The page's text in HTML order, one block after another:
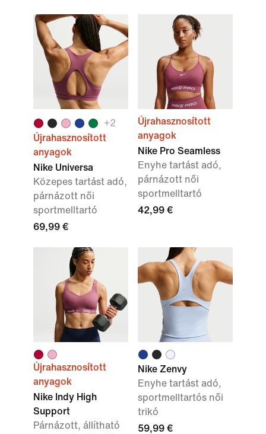
+2
Újrahasznosított
anyagok
Nike Universa
Közepes tartást adó,
párnázott női
sportmelltartó
69,99 €
Újrahasznosított
anyagok
Nike Pro Seamless
Enyhe tartást adó,
párnázott női
sportmelltartó
42,99 €
Újrahasznosított
anyagok
Nike Indy High
Support
Párnázott, állítható
Nike Zenvy
Enyhe tartást adó,
sportmelltartós női
trikó
59,99 €